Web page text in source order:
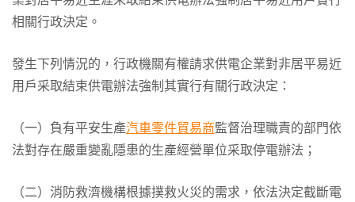
相關行政決定。
發生下列情況的，行政機關有權請求供電企業對非居平易近
用戶采取結束供電辦法強制其實行有關行政決定：
（一）負有平安生產汽車零件貿易商監督治理職責的部門依
法對存在嚴重變亂隱患的生產經營單位采取停電辦法；
（二）消防救濟機構根據撲救火災的需求，依法決定截斷電